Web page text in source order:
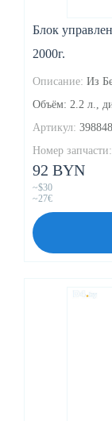
Блок
2000г.
Описание: Из
Объём: 2.2 л.,
Артикул: 398848
Номер запчасти:
92 BYN
~$30
~27€